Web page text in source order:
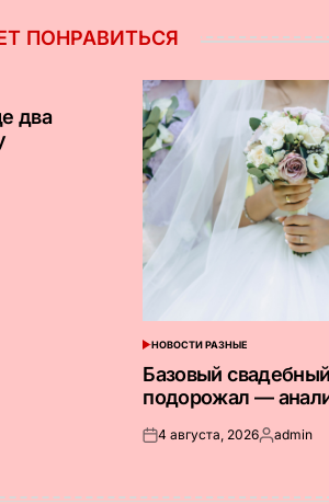
ПОНРАВИТЬСЯ
два
ОПУБЛИКОВАНО
В
НОВОСТИ РАЗНЫЕ
Базовый
подорожал —
Опубликовано
4 августа, 2026Запись
admin